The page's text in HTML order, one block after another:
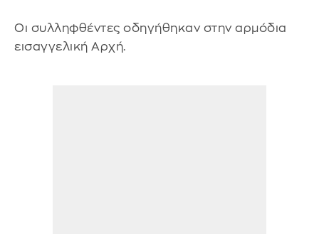
Οι συλληφθέντες οδηγήθηκαν στην αρμόδια
εισαγγελική Αρχή.